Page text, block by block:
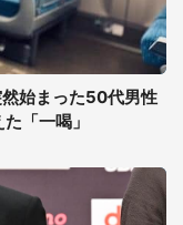
始まった50代男性
「一喝」